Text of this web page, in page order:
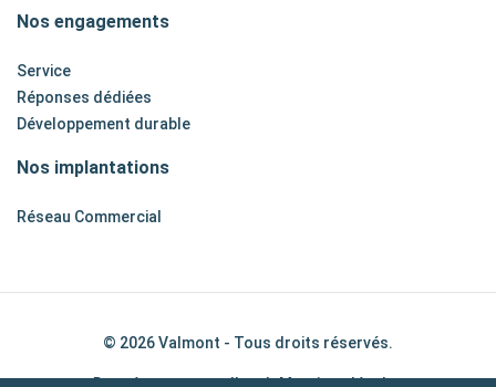
Nos engagements
Service
Réponses dédiées
Développement durable
Nos implantations
Réseau Commercial
© 2026 Valmont - Tous droits réservés.
Données personnelles | Mentions légales